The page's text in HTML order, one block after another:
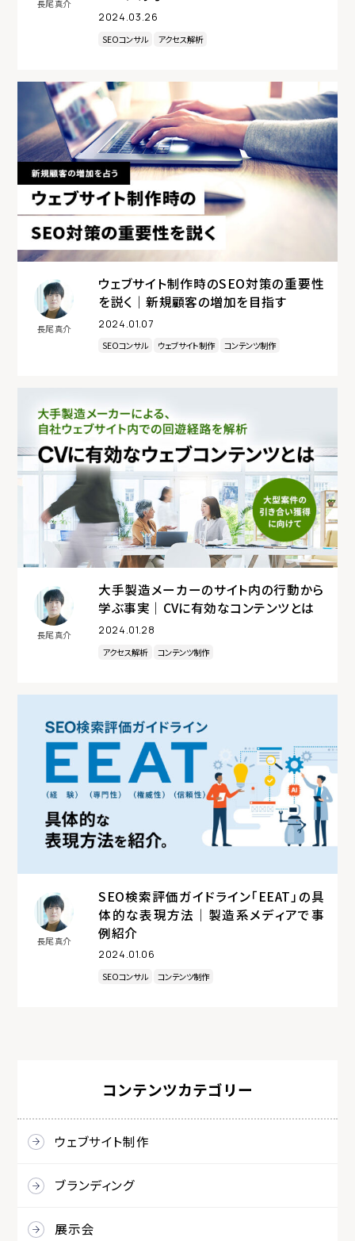
2024.03.26
SEOコンサル アクセス解析
長尾 真介
ウェブサイト制作時のSEO対策の重要性
を説く｜新規顧客の増加を目指す
2024.01.07
SEOコンサル ウェブサイト制作 コンテンツ制作
長尾 真介
大手製造メーカーのサイト内の行動から
学ぶ事実｜CVに有効なコンテンツとは
2024.01.28
アクセス解析 コンテンツ制作
長尾 真介
SEO検索評価ガイドライン「EEAT」の具
体的な表現方法｜製造系メディアで事
例紹介
2024.01.06
SEOコンサル コンテンツ制作
長尾 真介
コンテンツカテゴリー
ウェブサイト制作
ブランディング
展示会